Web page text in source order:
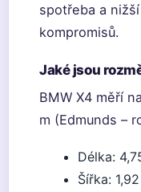
spotřeba a
kompromisů.
Jaké jsou
BMW X4 měří
m (Edmunds –
Délka:
Šířka: